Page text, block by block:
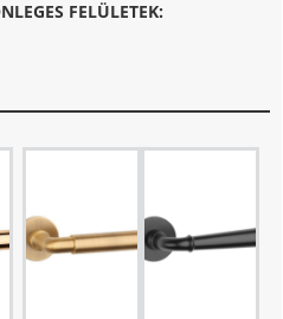
FELÜLETEK: